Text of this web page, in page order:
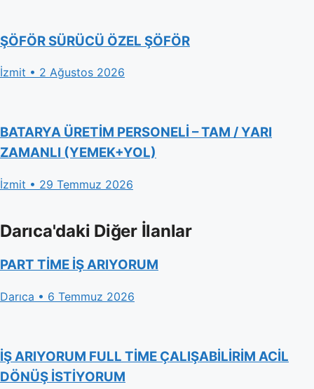
ŞÖFÖR SÜRÜCÜ ÖZEL ŞÖFÖR
İzmit • 2 Ağustos 2026
BATARYA ÜRETİM PERSONELİ – TAM / YARI
ZAMANLI (YEMEK+YOL)
İzmit • 29 Temmuz 2026
Darıca'daki Diğer İlanlar
PART TİME İŞ ARIYORUM
Darıca • 6 Temmuz 2026
İŞ ARIYORUM FULL TİME ÇALIŞABİLİRİM ACİL
DÖNÜŞ İSTİYORUM